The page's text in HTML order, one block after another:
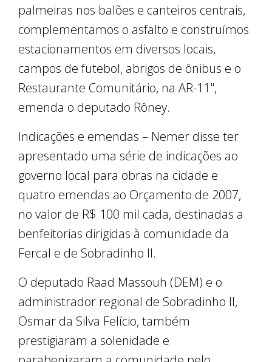
palmeiras nos balões e canteiros centrais,
complementamos o asfalto e construímos
estacionamentos em diversos locais,
campos de futebol, abrigos de ônibus e o
Restaurante Comunitário, na AR-11",
emenda o deputado Rôney.
Indicações e emendas – Nemer disse ter
apresentado uma série de indicações ao
governo local para obras na cidade e
quatro emendas ao Orçamento de 2007,
no valor de R$ 100 mil cada, destinadas a
benfeitorias dirigidas à comunidade da
Fercal e de Sobradinho II.
O deputado Raad Massouh (DEM) e o
administrador regional de Sobradinho II,
Osmar da Silva Felício, também
prestigiaram a solenidade e